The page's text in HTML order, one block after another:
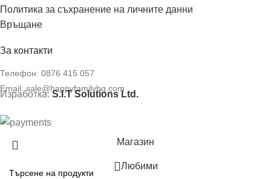
Политика за съхранение на личните данни
Връщане
За контакти
Телефон: 0876 415 057
Email:sale@happyfamilybg.com
Изработка:S.I.T Solutions Ltd.
Магазин
Любими